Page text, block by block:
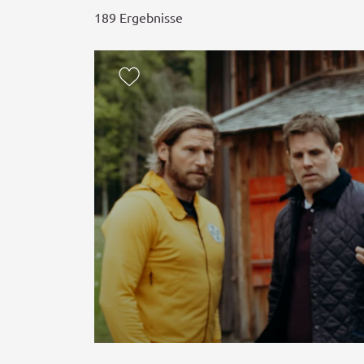
189 Ergebnisse
zur Merkliste hinzufügen